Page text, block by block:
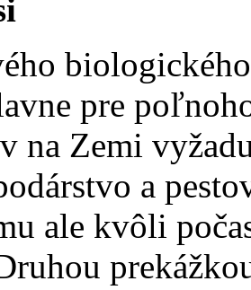
pre
na Zemi
a
ale kvôli